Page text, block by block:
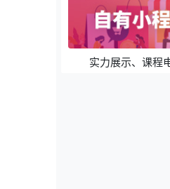
实力展示、课程